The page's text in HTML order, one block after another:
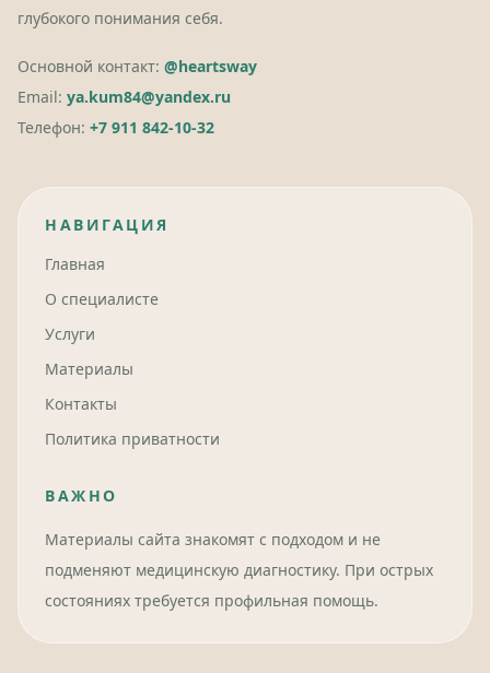
глубокого понимания себя.
Основной контакт: @heartsway
Email: ya.kum84@yandex.ru
Телефон: +7 911 842-10-32
НАВИГАЦИЯ
Главная
О специалисте
Услуги
Материалы
Контакты
Политика приватности
ВАЖНО
Материалы сайта знакомят с подходом и не
подменяют медицинскую диагностику. При острых
состояниях требуется профильная помощь.